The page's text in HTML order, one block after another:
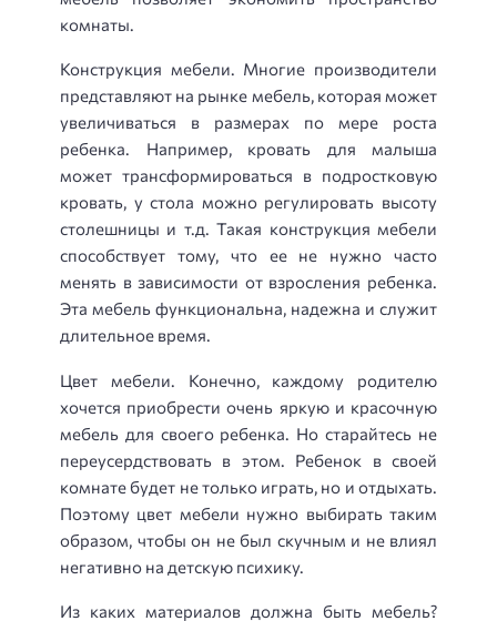
комнаты.
Конструкция мебели. Многие производители
представляют на рынке мебель, которая может
увеличиваться в размерах по мере роста
ребенка. Например, кровать для малыша
может трансформироваться в подростковую
кровать, у стола можно регулировать высоту
столешницы и т.д. Такая конструкция мебели
способствует тому, что ее не нужно часто
менять в зависимости от взросления ребенка.
Эта мебель функциональна, надежна и служит
длительное время.
Цвет мебели. Конечно, каждому родителю
хочется приобрести очень яркую и красочную
мебель для своего ребенка. Но старайтесь не
переусердствовать в этом. Ребенок в своей
комнате будет не только играть, но и отдыхать.
Поэтому цвет мебели нужно выбирать таким
образом, чтобы он не был скучным и не влиял
негативно на детскую психику.
Из каких материалов должна быть мебель?